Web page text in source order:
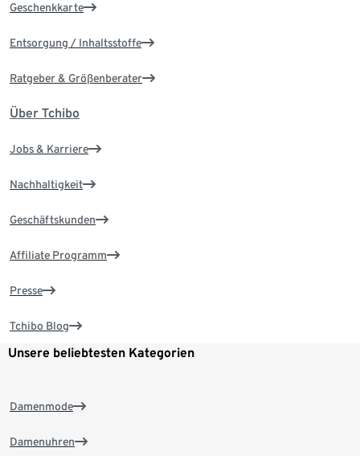
Geschenkkarte
Entsorgung / Inhaltsstoffe
Ratgeber & Größenberater
Über Tchibo
Jobs & Karriere
Nachhaltigkeit
Geschäftskunden
Affiliate Programm
Presse
Tchibo Blog
Unsere beliebtesten Kategorien
Damenmode
Damenuhren